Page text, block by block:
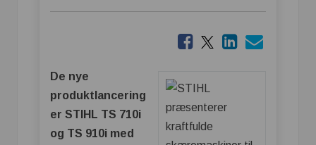
De nye
produktlancering
er STIHL TS 710i
og TS 910i med